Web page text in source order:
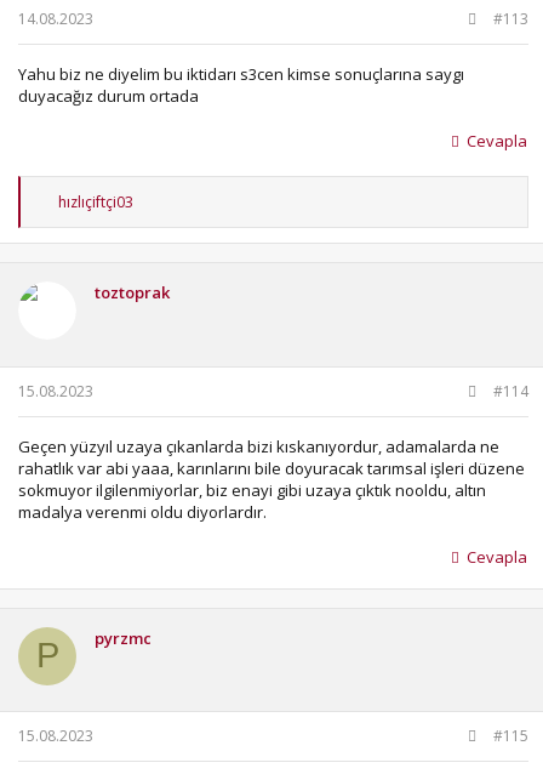
14.08.2023 #113
Yahu biz ne diyelim bu iktidarı s3cen kimse sonuçlarına saygı
duyacağız durum ortada
Cevapla
T
p
hızlıçiftçi03
toztoprak
15.08.2023 #114
Geçen yüzyıl uzaya çıkanlarda bizi kıskanıyordur, adamalarda ne
rahatlık var abi yaaa, karınlarını bile doyuracak tarımsal işleri düzene
sokmuyor ilgilenmiyorlar, biz enayi gibi uzaya çıktık nooldu, altın
madalya verenmi oldu diyorlardır.
Cevapla
P pyrzmc
15.08.2023 #115